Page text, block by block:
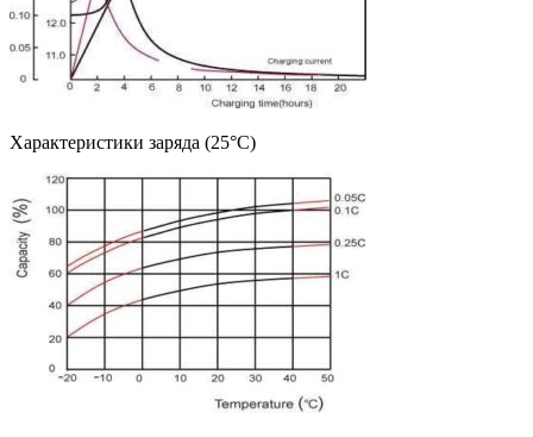
Характеристики заряда (25°C)